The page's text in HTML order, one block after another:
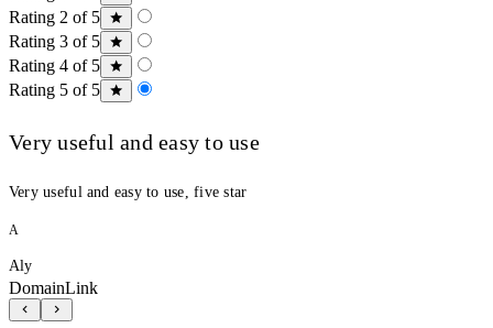
Rating 2 of 5
Rating 3 of 5
Rating 4 of 5
Rating 5 of 5
Very useful and easy to use
Very useful and easy to use, five star
A
Aly
DomainLink